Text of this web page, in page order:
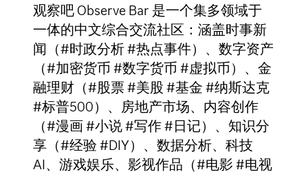
观察吧 Observe Bar 是一个集多领域于
一体的中文综合交流社区：涵盖时事新
闻（#时政分析 #热点事件）、数字资产
（#加密货币 #数字货币 #虚拟币）、金
融理财（#股票 #美股 #基金 #纳斯达克
#标普500）、房地产市场、内容创作
（#漫画 #小说 #写作 #日记）、知识分
享（#经验 #DIY）、数据分析、科技
AI、游戏娱乐、影视作品（#电影 #电视